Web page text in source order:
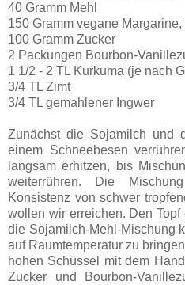
40 Gramm Mehl
150 Gramm vegane Margarine,
100 Gramm Zucker
2 Packungen Bourbon-
1 1/2 - 2 TL Kurkuma (je nach
3/4 TL Zimt
3/4 TL gemahlener Ingwer
Zunächst die Sojamilch und
einem Schneebesen
langsam erhitzen, bis
weiterrühren. Die
Konsistenz von schwer
wollen wir erreichen. Den
die Sojamilch-Mehl-Mischung
auf Raumtemperatur zu
hohen Schüssel mit dem
Zucker und Bourbon-